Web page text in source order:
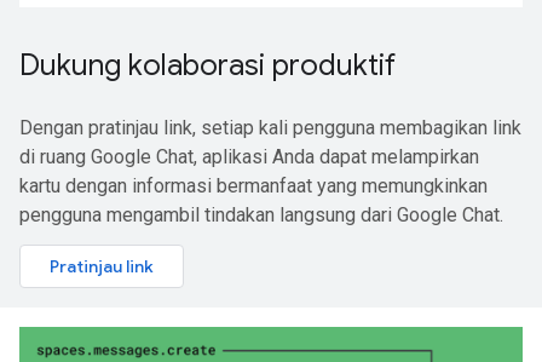
Dukung kolaborasi produktif
Dengan pratinjau link, setiap kali pengguna membagikan link
di ruang Google Chat, aplikasi Anda dapat melampirkan
kartu dengan informasi bermanfaat yang memungkinkan
pengguna mengambil tindakan langsung dari Google Chat.
Pratinjau link